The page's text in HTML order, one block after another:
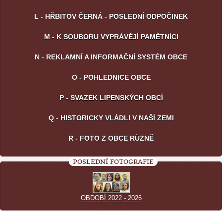
L - HŘBITOV ČERNÁ - POSLEDNÍ ODPOČINEK
M - K SOUBORU VYPRÁVĚJÍ PAMĚTNÍCI
N - REKLAMNÍ A INFORMAČNÍ SYSTÉM OBCE
O - POHLEDNICE OBCE
P - SVAZEK LIPENSKÝCH OBCÍ
Q - HISTORICKY VLÁDLI V NAŠÍ ZEMI
R - FOTO Z OBCE RŮZNĚ
POSLEDNÍ FOTOGRAFIE
OBDOBÍ 2022 - 2026